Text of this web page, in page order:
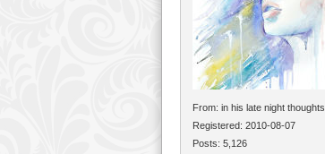
From: in his late night thoughts
Registered: 2010-08-07
Posts: 5,126